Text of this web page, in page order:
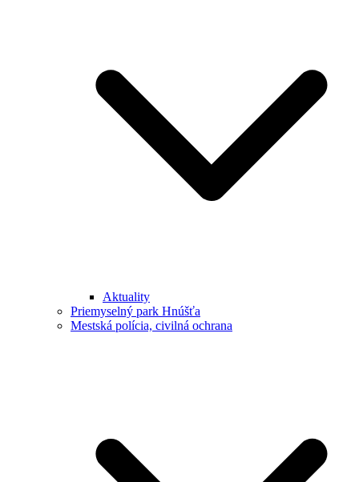
Aktuality
Priemyselný park Hnúšťa
Mestská polícia, civilná ochrana